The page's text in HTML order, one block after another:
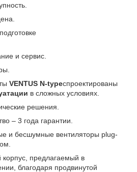
и сервис.
VENTUS N-typeспроектированы
в сложных условиях.
решения.
– 3 года гарантии.
и бесшумные вентиляторы plug-
предлагаемый в
благодаря продвинутой